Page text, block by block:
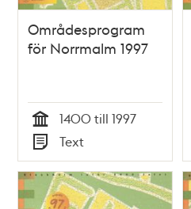
Områdesprogram
för Norrmalm 1997
Tid
1400 till 1997
Typ
Text